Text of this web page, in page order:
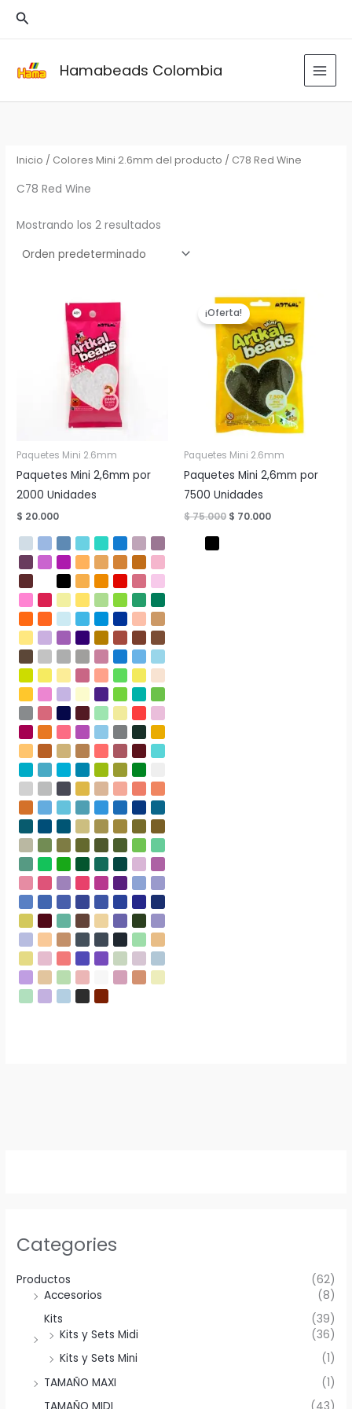
Buscar
Hamabeads Colombia
Categories
Productos
(62)
Accesorios
(8)
Kits
(39)
Kits y Sets Midi
(36)
Kits y Sets Mini
(1)
TAMAÑO MAXI
(1)
Inicio / Colores Mini 2.6mm del producto / C78 Red Wine
C78 Red Wine
Mostrando los 2 resultados
Paquetes Mini 2.6mm
Paquetes Mini 2,6mm por
2000 Unidades
$ 20.000
¡Oferta!
Paquetes Mini 2.6mm
Paquetes Mini 2,6mm por
7500 Unidades
$75.000 El
$ 70.000El